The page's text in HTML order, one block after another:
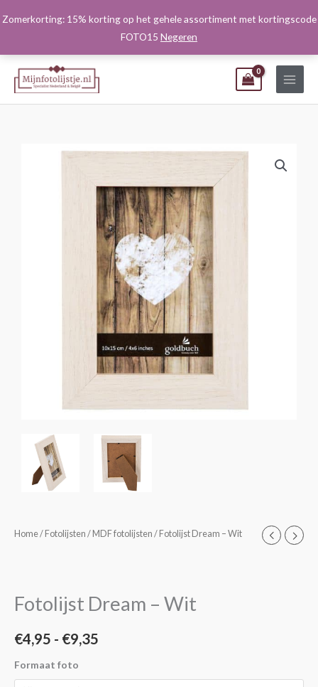
Zomerkorting: 15% korting op het gehele assortiment met kortingscode
FOTO15 Negeren
naar
Home/ Fotolijsten / MDF fotolijsten / Fotolijst Dream – Wit
Fotolijst Dream – Wit
€4,95 - €9,35
Prijsklasse:
Formaat foto
Fotolijst
aantal